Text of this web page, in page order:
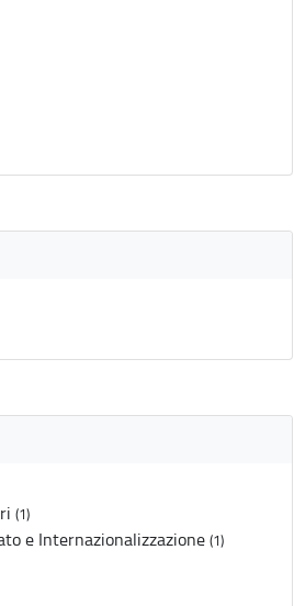
(1)
e Internazionalizzazione (1)